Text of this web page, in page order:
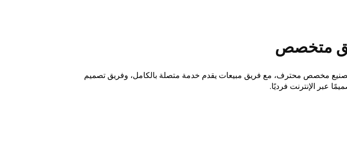
متخصص
مخصص محترف، مع فريق مبيعات يقدم خدمة متصلة بالكامل، وفريق تصميم
عبر الإنترنت فرديًا.